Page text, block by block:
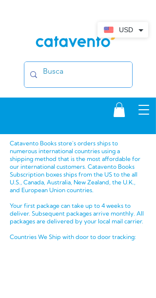
Catavento Books store's orders ships to
numerous international countries using a
shipping method that is the most affordable for
our international customers. Catavento Books
Subscription boxes ships from the US to the all
U.S., Canada, Australia, New Zealand, the U.K.,
and European Union countries.
Your first package can take up to 4 weeks to
deliver. Subsequent packages arrive monthly. All
packages are delivered by your local mail carrier.
Countries We Ship with door to door tracking:
USD